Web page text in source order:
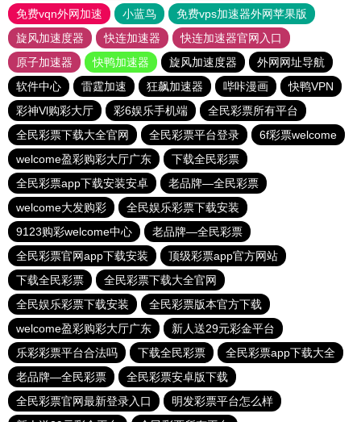
免费vqn外网加速
小蓝鸟
免费vps加速器外网苹果版
旋风加速度器
快连加速器
快连加速器官网入口
原子加速器
快鸭加速器 旋风加速度器
外网网址导航
软件中心
雷霆加速 狂飙加速器 哔咔漫画
快鸭VPN
彩神Vl购彩大厅
彩6娱乐手机端
全民彩票所有平台
全民彩票下载大全官网
全民彩票平台登录
6f彩票welcome
welcome盈彩购彩大厅广东
下载全民彩票
全民彩票app下载安装安卓
老品牌—全民彩票
welcome大发购彩
全民娱乐彩票下载安装
9123购彩welcome中心
老品牌—全民彩票
全民彩票官网app下载安装
顶级彩票app官方网站
下载全民彩票
全民彩票下载大全官网
全民娱乐彩票下载安装
全民彩票版本官方下载
welcome盈彩购彩大厅广东
新人送29元彩金平台
乐彩彩票平台合法吗
下载全民彩票
全民彩票app下载大全
老品牌—全民彩票
全民彩票安卓版下载
全民彩票官网最新登录入口
明发彩票平台怎么样